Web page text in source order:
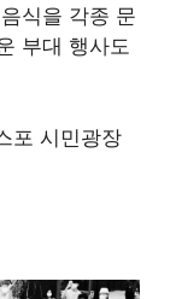
식을 각종 문
부대 행사도
포 시민광장